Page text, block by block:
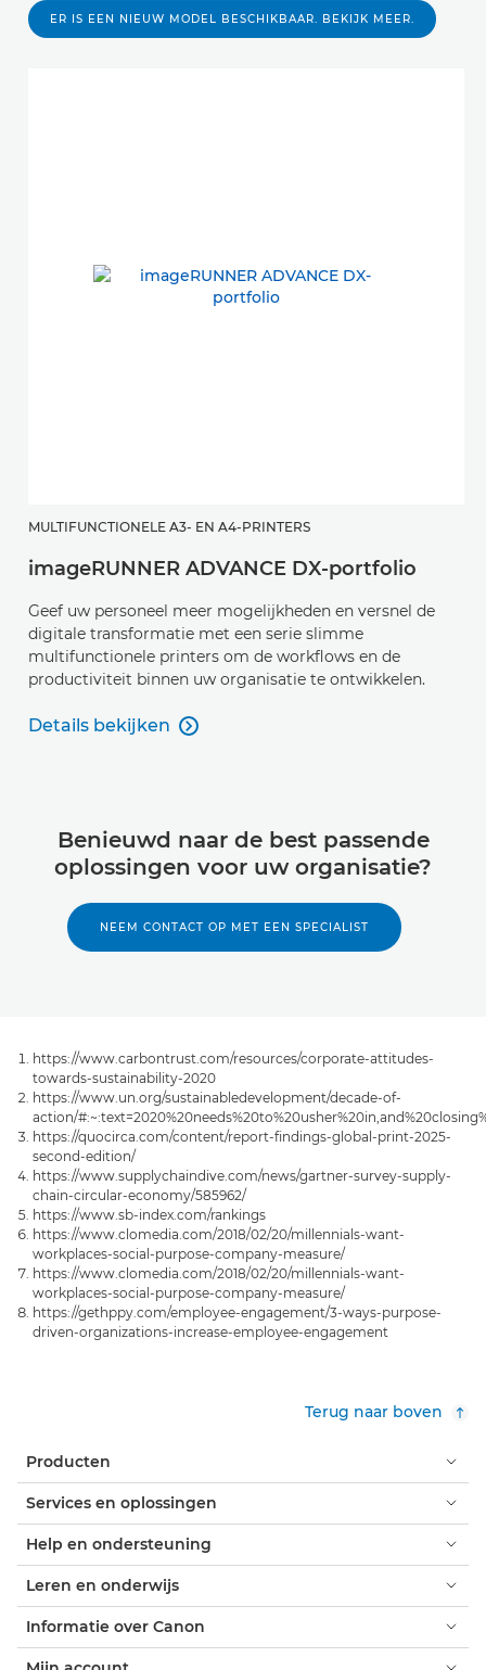
ER IS EEN NIEUW MODEL BESCHIKBAAR. BEKIJK MEER.
MULTIFUNCTIONELE A3- EN A4-PRINTERS
imageRUNNER ADVANCE DX-portfolio
Geef uw personeel meer mogelijkheden en versnel de
digitale transformatie met een serie slimme
multifunctionele printers om de workflows en de
productiviteit binnen uw organisatie te ontwikkelen.
Details bekijken
Details bekijken

Benieuwd naar de best passende
oplossingen voor uw organisatie?
NEEM CONTACT OP MET EEN SPECIALIST
https://www.carbontrust.com/resources/corporate-attitudes-
towards-sustainability-2020
https://www.un.org/sustainabledevelopment/decade-of-
action/
https://quocirca.com/content/report-findings-global-print-2025-
second-edition/
https://www.supplychaindive.com/news/gartner-survey-supply-
chain-circular-economy/585962/
https://www.sb-index.com/rankings
https://www.clomedia.com/2018/02/20/millennials-want-
workplaces-social-purpose-company-measure/
https://www.clomedia.com/2018/02/20/millennials-want-
workplaces-social-purpose-company-measure/
https://gethppy.com/employee-engagement/3-ways-purpose-
driven-organizations-increase-employee-engagement
Terug naar boven
Producten
Services en oplossingen
Help en ondersteuning
Leren en onderwijs
Informatie over Canon